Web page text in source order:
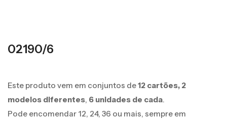
02190/6
Este produto vem em conjuntos de12 cartões, 2
modelos diferentes, 6 unidades de cada.
Pode encomendar 12, 24, 36 ou mais, sempre em